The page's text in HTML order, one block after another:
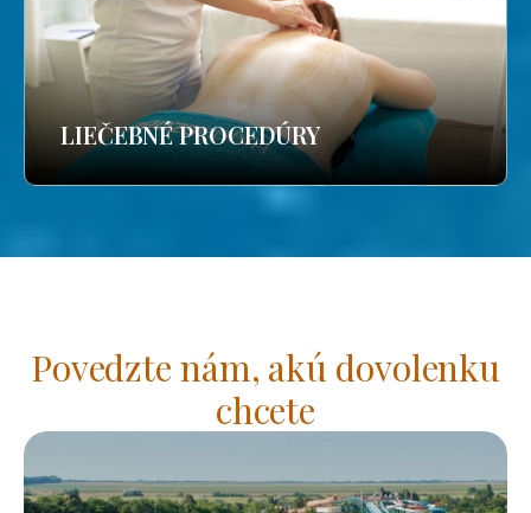
LIEČEBNÉ PROCEDÚRY
Povedzte nám, akú dovolenku
chcete